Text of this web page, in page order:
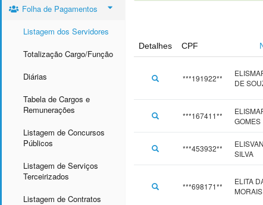
Folha de Pagamentos
Listagem dos Servidores
Totalização Cargo/Função
Diárias
Tabela de Cargos e
Remunerações
Listagem de Concursos
Públicos
Listagem de Serviços
Terceirizados
Listagem de Contratos
Detalhes CPF
***191922**
DE
***167411**
GOMES
***453932**
SILVA
***698171**
ELITA
MORAIS